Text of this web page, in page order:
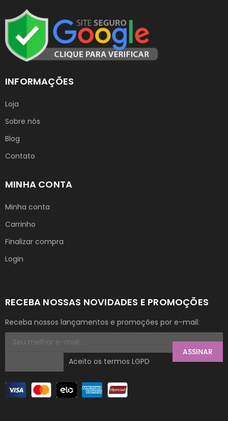
INFORMAÇÕES
Loja
Sobre nós
Blog
Contato
MINHA CONTA
Minha conta
Carrinho
Finalizar compra
Login
RECEBA NOSSAS NOVIDADES E PROMOÇÕES
Receba nossos lançamentos e promoções por e-mail:
ASSINAR
Aceito os termos LGPD